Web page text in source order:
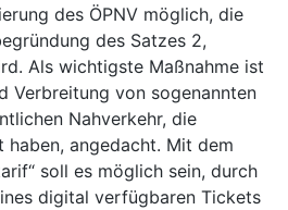
des ÖPNV möglich, die
des Satzes 2,
Als wichtigste Maßnahme ist
Verbreitung von sogenannten
Nahverkehr, die
angedacht. Mit dem
soll es möglich sein, durch
digital verfügbaren Tickets